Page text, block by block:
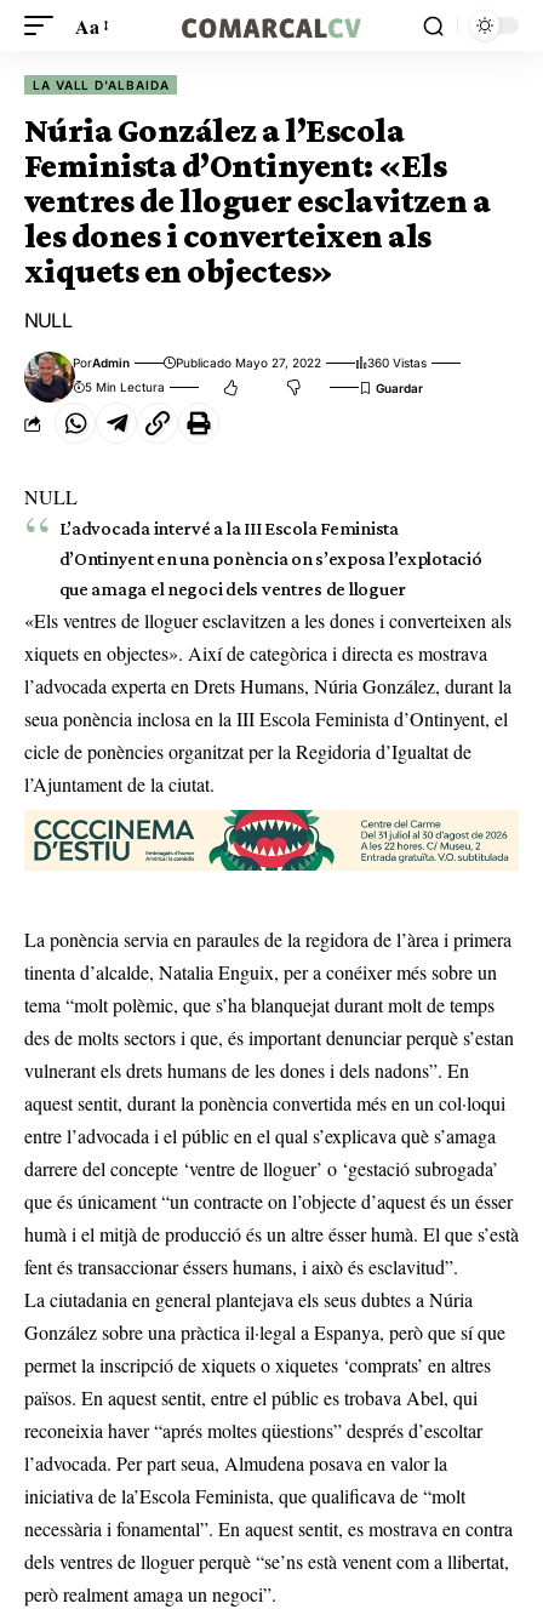
Aa
LA VALL D'ALBAIDA
Núria González a l’Escola
Feminista d’Ontinyent: «Els
ventres de lloguer esclavitzen a
les dones i converteixen als
xiquets en objectes»
NULL
PorAdmin Publicado Mayo 27, 2022
360 Vistas
5 Min Lectura
NULL
L’advocada intervé a la III Escola Feminista
d’Ontinyent en una ponència on s’exposa l’explotació
que amaga el negoci dels ventres de lloguer
«Els ventres de lloguer esclavitzen a les dones i converteixen als
xiquets en objectes». Així de categòrica i directa es mostrava
l’advocada experta en Drets Humans, Núria González, durant la
seua ponència inclosa en la III Escola Feminista d’Ontinyent, el
cicle de ponències organitzat per la Regidoria d’Igualtat de
l’Ajuntament de la ciutat.
La ponència servia en paraules de la regidora de l’àrea i primera
tinenta d’alcalde, Natalia Enguix, per a conéixer més sobre un
tema “molt polèmic, que s’ha blanquejat durant molt de temps
des de molts sectors i que, és important denunciar perquè s’estan
vulnerant els drets humans de les dones i dels nadons”. En
aquest sentit, durant la ponència convertida més en un col·loqui
entre l’advocada i el públic en el qual s’explicava què s’amaga
darrere del concepte ‘ventre de lloguer’ o ‘gestació subrogada’
que és únicament “un contracte on l’objecte d’aquest és un ésser
humà i el mitjà de producció és un altre ésser humà. El que s’està
fent és transaccionar éssers humans, i això és esclavitud”.
La ciutadania en general plantejava els seus dubtes a Núria
González sobre una pràctica il·legal a Espanya, però que sí que
permet la inscripció de xiquets o xiquetes ‘comprats’ en altres
països. En aquest sentit, entre el públic es trobava Abel, qui
reconeixia haver “aprés moltes qüestions” després d’escoltar
l’advocada. Per part seua, Almudena posava en valor la
iniciativa de la’Escola Feminista, que qualificava de “molt
necessària i fonamental”. En aquest sentit, es mostrava en contra
dels ventres de lloguer perquè “se’ns està venent com a llibertat,
però realment amaga un negoci”.